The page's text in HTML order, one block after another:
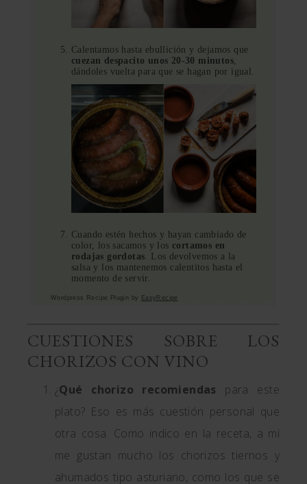
Calentamos hasta ebullición y dejamos que
cuezan despacito unos 20-30 minutos
dándoles vuelta para que se hagan por igual.
Cuando estén hechos y hayan cambiado de
color, los sacamos y los cortamos en
rodajas gordotas. Los devolvemos a la
salsa y los mantenemos calentitos hasta el
momento de servir.
Wordpress Recipe Plugin by EasyRecipe
CUESTIONES SOBRE LOS
CHORIZOS CON VINO
¿Qué chorizo recomiendas para este
plato? Eso es más cuestión personal que
otra cosa. Como indico en la receta, a mí
me gustan mucho los chorizos tiernos y
ahumados tipo asturiano, como los que se